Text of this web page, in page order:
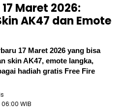
Maret 2026:
AK47 dan Emote
17 Maret 2026 yang bisa
skin AK47, emote langka,
hadiah gratis Free Fire
WIB